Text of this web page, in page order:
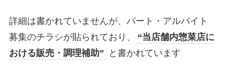
詳細は書かれていませんが、パート・アルバイト
募集のチラシが貼られており、
“当店舗内惣菜店に
おける販売・調理補助”
と書かれています